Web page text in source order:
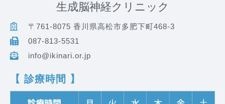
生成脳神経クリニック
〒761-8075 香川県高松市多肥下町468-3
087-813-5531
info@ikinari.or.jp
【 診療時間 】